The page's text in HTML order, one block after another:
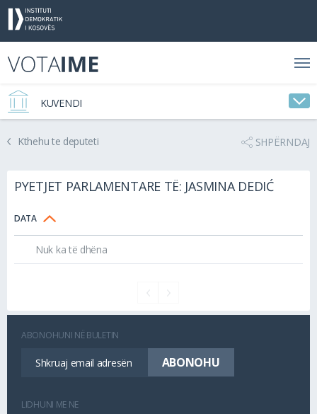
KUVENDI
Kthehu te deputeti SHPËRNDAJ
PYETJET PARLAMENTARE TË: JASMINA DEDIĆ
DATA
Nuk ka të dhëna
ABONOHUNI NË BULETIN
LIDHUNI ME NE